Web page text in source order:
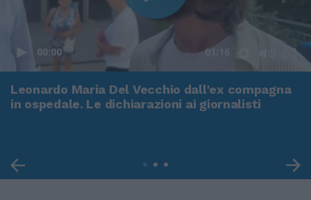
00:00 01:16
Leonardo Maria Del Vecchio dall'ex compagna
in ospedale. Le dichiarazioni ai giornalisti